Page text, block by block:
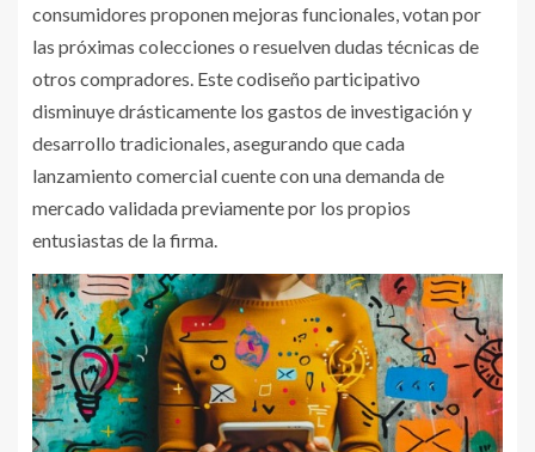
consumidores proponen mejoras funcionales, votan por
las próximas colecciones o resuelven dudas técnicas de
otros compradores. Este codiseño participativo
disminuye drásticamente los gastos de investigación y
desarrollo tradicionales, asegurando que cada
lanzamiento comercial cuente con una demanda de
mercado validada previamente por los propios
entusiastas de la firma.